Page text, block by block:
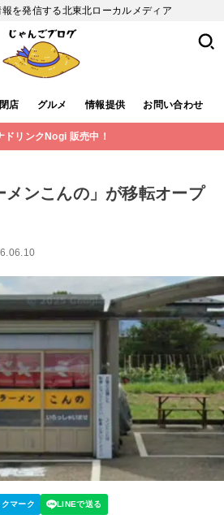
を発信する北東北ローカルメディア
店 グルメ 情報提供 お問い合わせ
ドリンクNogi 販売中！
メンこんの」が移転オープ